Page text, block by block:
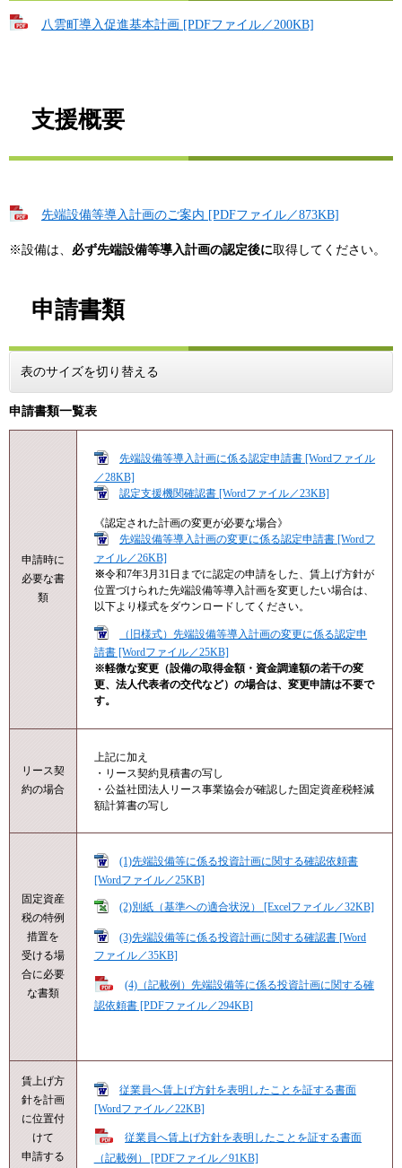
八雲町導入促進基本計画 [PDFファイル／200KB]
支援概要
先端設備等導入計画のご案内 [PDFファイル／873KB]
※設備は、 必ず先端設備等導入計画の認定後に取得してください。
申請書類
表のサイズを切り替える
申請書類一覧表
申請時に
必要な書
類
先端設備等導入計画に係る認定申請書 [Wordファイル
／28KB]
認定支援機関確認書 [Wordファイル／23KB]
《認定された計画の変更が必要な場合》
先端設備等導入計画の変更に係る認定申請書 [Wordフ
ァイル／26KB]
※令和7年3月31日までに認定の申請をした、賃上げ方針が
位置づけられた先端設備等導入計画を変更したい場合は、
以下より様式をダウンロードしてください。​
（旧様式）先端設備等導入計画の変更に係る認定申
請書 [Wordファイル／25KB]
※軽微な変更（設備の取得金額・資金調達額の若干の変
更、法人代表者の交代など）の場合は、変更申請は不要で
す。
リース契
約の場合
上記に加え
・リース契約見積書の写し
・公益社団法人リース事業協会が確認した固定資産税軽減
額計算書の写し
固定資産
税の特例
措置を
受ける場
合に必要
な書類
(1)先端設備等に係る投資計画に関する確認依頼書
[Wordファイル／25KB]
(2)別紙（基準への適合状況） [Excelファイル／32KB]
(3)先端設備等に係る投資計画に関する確認書 [Word
ファイル／35KB]
(4)（記載例）先端設備等に係る投資計画に関する確
認依頼書 [PDFファイル／294KB]
賃上げ方
針を計画
に位置付
けて
申請する
従業員へ賃上げ方針を表明したことを証する書面
[Wordファイル／22KB]
従業員へ賃上げ方針を表明したことを証する書面
（記載例） [PDFファイル／91KB]